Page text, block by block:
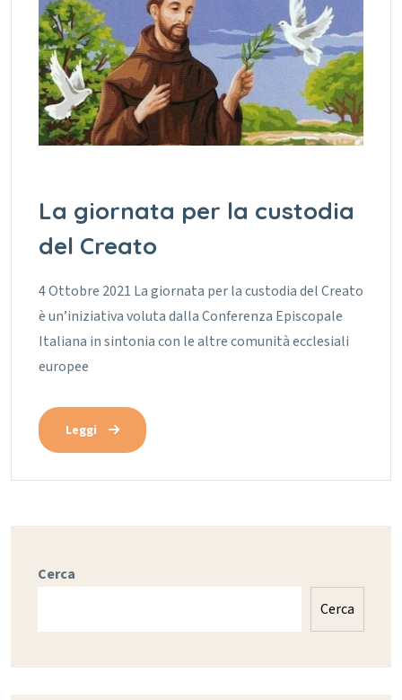
La giornata per la custodia
del Creato
4 Ottobre 2021 La giornata per la custodia del Creato
è un’iniziativa voluta dalla Conferenza Episcopale
Italiana in sintonia con le altre comunità ecclesiali
europee
Leggi
Cerca
Cerca